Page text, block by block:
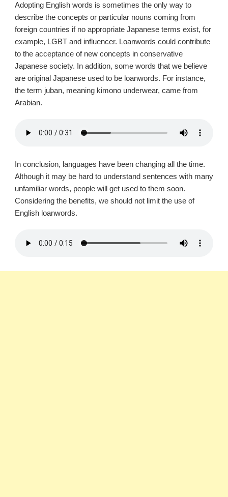
Adopting English words is sometimes the only way to
describe the concepts or particular nouns coming from
foreign countries if no appropriate Japanese terms exist, for
example, LGBT and influencer. Loanwords could contribute
to the acceptance of new concepts in conservative
Japanese society. In addition, some words that we believe
are original Japanese used to be loanwords. For instance,
the term juban, meaning kimono underwear, came from
Arabian.
In conclusion, languages have been changing all the time.
Although it may be hard to understand sentences with many
unfamiliar words, people will get used to them soon.
Considering the benefits, we should not limit the use of
English loanwords.